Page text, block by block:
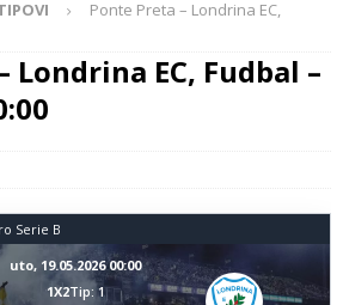
Ponte Preta – Londrina EC,
Londrina EC, Fudbal –
Serie B
uto, 19.05.2026 00:00
1X2Tip: 1